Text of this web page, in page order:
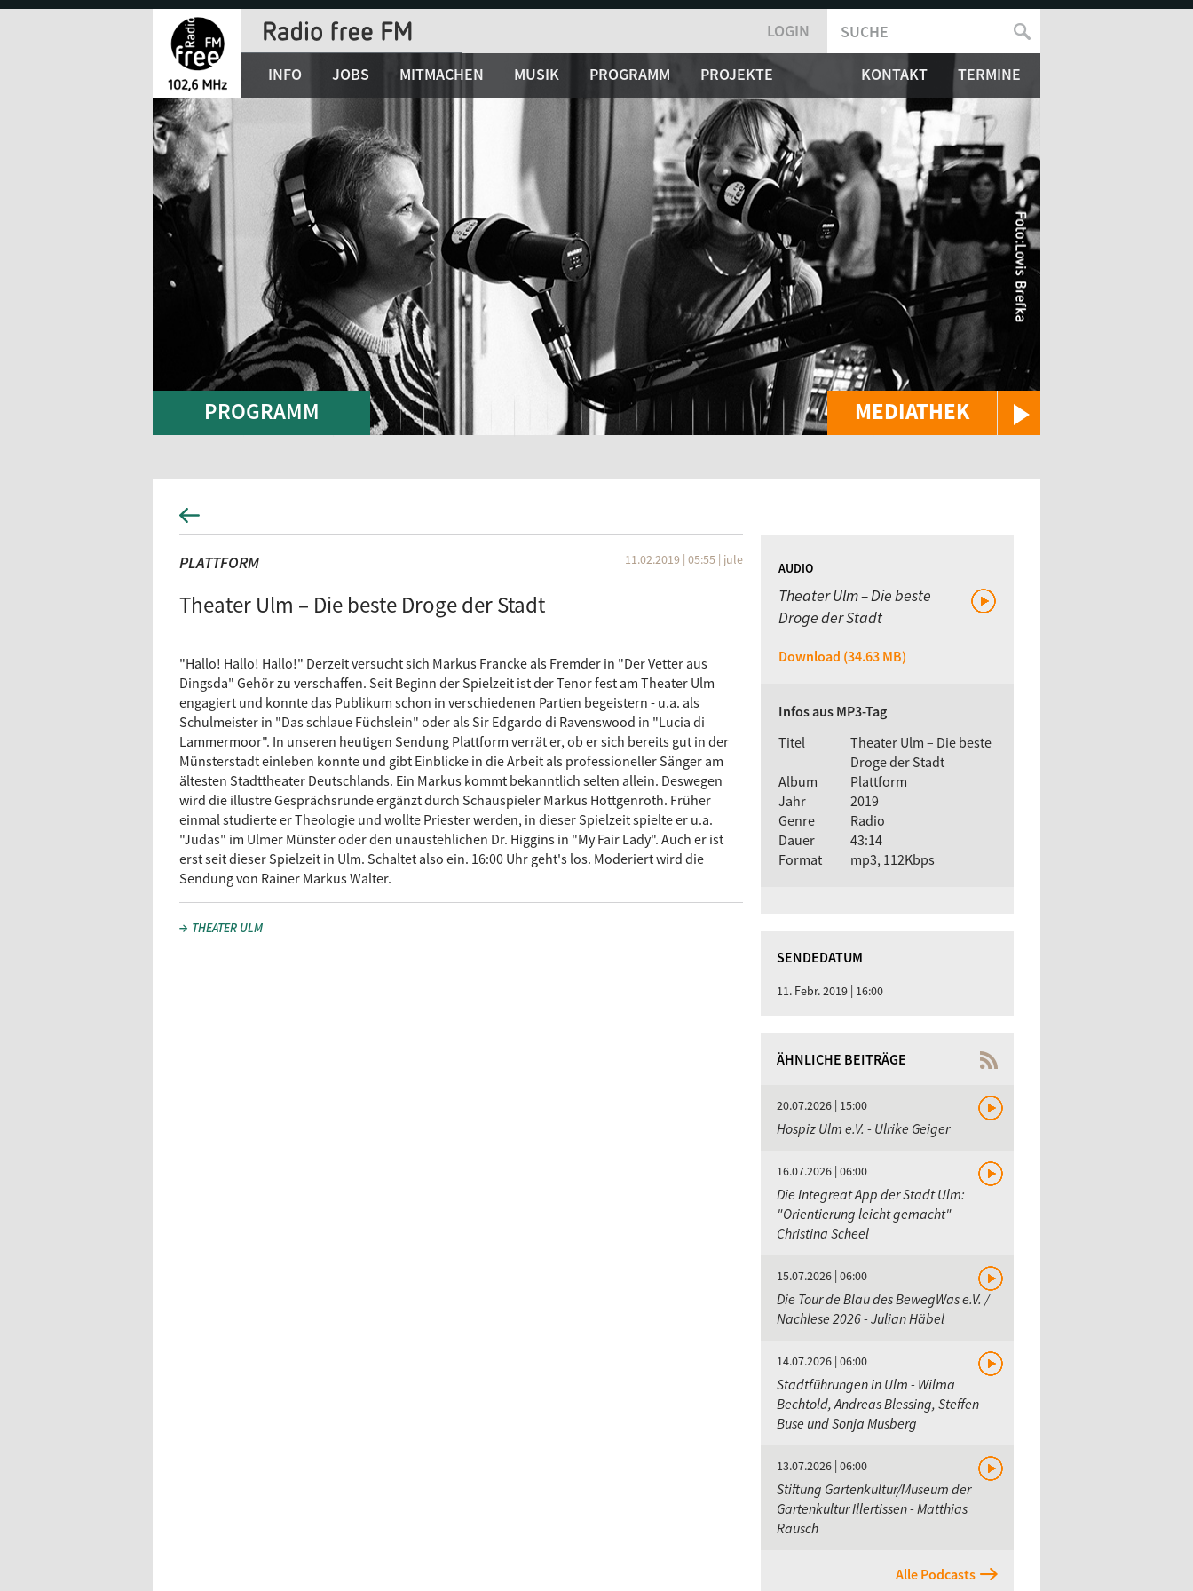
Jump
MEDIATHEK
LOGIN
SUCHFORMULAR
SUCHE
INFO JOBS MITMACHEN MUSIK PROGRAMM PROJEKTE KONTAKT TERMINE
PROGRAMM
PLATTFORM 11.02.2019 | 05:55 | jule
Theater Ulm – Die beste Droge der Stadt
"Hallo! Hallo! Hallo!" Derzeit versucht sich Markus Francke als Fremder in "Der Vetter aus
Dingsda" Gehör zu verschaffen. Seit Beginn der Spielzeit ist der Tenor fest am Theater Ulm
engagiert und konnte das Publikum schon in verschiedenen Partien begeistern - u.a. als
Schulmeister in "Das schlaue Füchslein" oder als Sir Edgardo di Ravenswood in "Lucia di
Lammermoor". In unseren heutigen Sendung Plattform verrät er, ob er sich bereits gut in der
Münsterstadt einleben konnte und gibt Einblicke in die Arbeit als professioneller Sänger am
ältesten Stadttheater Deutschlands. Ein Markus kommt bekanntlich selten allein. Deswegen
wird die illustre Gesprächsrunde ergänzt durch Schauspieler Markus Hottgenroth. Früher
einmal studierte er Theologie und wollte Priester werden, in dieser Spielzeit spielte er u.a.
"Judas" im Ulmer Münster oder den unaustehlichen Dr. Higgins in "My Fair Lady". Auch er ist
erst seit dieser Spielzeit in Ulm. Schaltet also ein. 16:00 Uhr geht's los. Moderiert wird die
Sendung von Rainer Markus Walter.
THEATER ULM
AUDIO
Theater Ulm – Die beste
Droge der Stadt
Download (34.63 MB)
Infos aus MP3-Tag
Titel
Theater Ulm – Die beste
Droge der Stadt
Album
Plattform
Jahr
2019
Genre
Radio
Dauer
43:14
Format
mp3, 112Kbps
SENDEDATUM
11. Febr. 2019 | 16:00
ÄHNLICHE BEITRÄGE
20.07.2026 | 15:00
Hospiz Ulm e.V. - Ulrike Geiger
16.07.2026 | 06:00
Die Integreat App der Stadt Ulm:
"Orientierung leicht gemacht" -
Christina Scheel
15.07.2026 | 06:00
Die Tour de Blau des BewegWas e.V. /
Nachlese 2026 - Julian Häbel
14.07.2026 | 06:00
Stadtführungen in Ulm - Wilma
Bechtold, Andreas Blessing, Steffen
Buse und Sonja Musberg
13.07.2026 | 06:00
Stiftung Gartenkultur/Museum der
Gartenkultur Illertissen - Matthias
Rausch
Alle Podcasts